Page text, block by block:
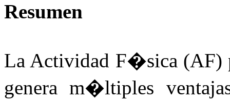
Resumen
La Actividad F�sica (AF)
genera m�ltiples